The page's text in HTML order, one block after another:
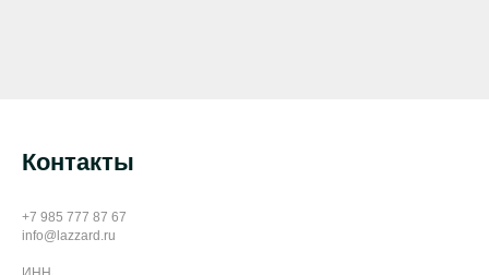
Контакты
+7 985 777 87 67
info@lazzard.ru